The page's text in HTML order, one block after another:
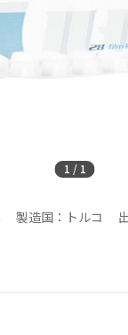
1 / 1
製造国：トルコ 出